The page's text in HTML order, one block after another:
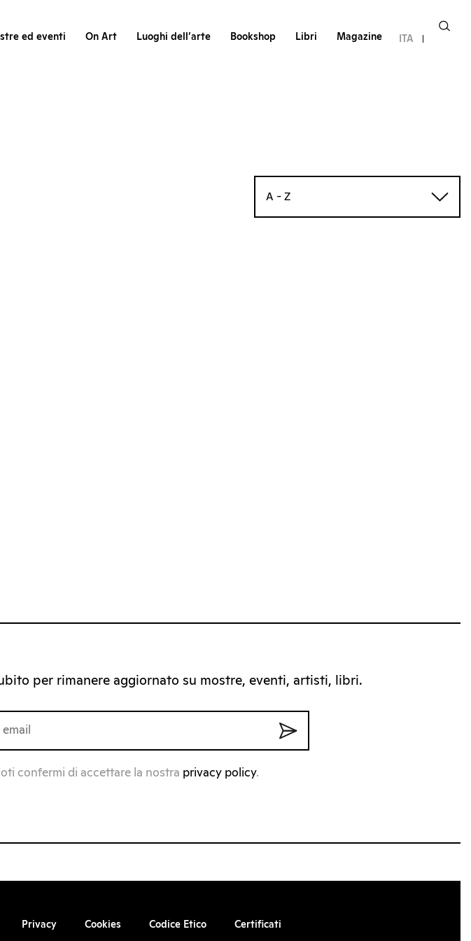
ed eventi On Art Luoghi dell’arte Bookshop Libri Magazine ITA
A - Z
per rimanere aggiornato su mostre, eventi, artisti, libri.
confermi di accettare la nostra privacy policy.
Privacy Cookies Codice Etico Certificati